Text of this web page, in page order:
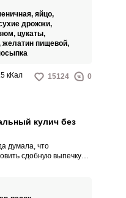
яйцо,
дрожжи,
цукаты,
желатин пищевой,
кКал 15124 0
кулич без
думала, что
сдобную выпечку
и легкий рецепт, и